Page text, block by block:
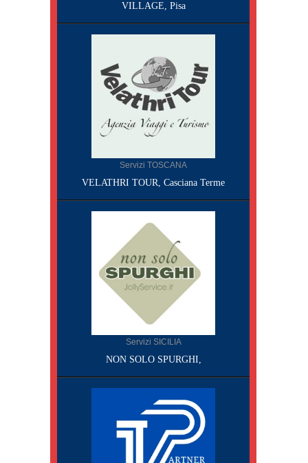
VILLAGE, Pisa
Servizi TOSCANA
VELATHRI TOUR, Casciana Terme
Servizi SICILIA
NON SOLO SPURGHI,